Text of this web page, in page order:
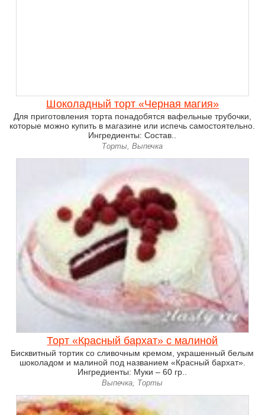
Шоколадный торт «Черная магия»
Для приготовления торта понадобятся вафельные трубочки,
которые можно купить в магазине или испечь самостоятельно.
Ингредиенты: Состав..
Торты, Выпечка
Торт «Красный бархат» с малиной
Бисквитный тортик со сливочным кремом, украшенный белым
шоколадом и малиной под названием «Красный бархат».
Ингредиенты: Муки – 60 гр..
Выпечка, Торты